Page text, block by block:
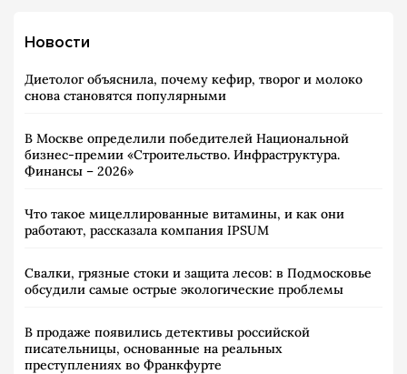
Новости
Диетолог объяснила, почему кефир, творог и молоко
снова становятся популярными
В Москве определили победителей Национальной
бизнес-премии «Строительство. Инфраструктура.
Финансы – 2026»
Что такое мицеллированные витамины, и как они
работают, рассказала компания IPSUM
Свалки, грязные стоки и защита лесов: в Подмосковье
обсудили самые острые экологические проблемы
В продаже появились детективы российской
писательницы, основанные на реальных
преступлениях во Франкфурте